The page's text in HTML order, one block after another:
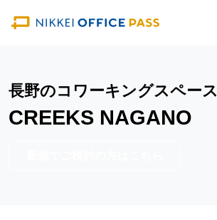
長野のコワーキングスペース
CREEKS NAGANO